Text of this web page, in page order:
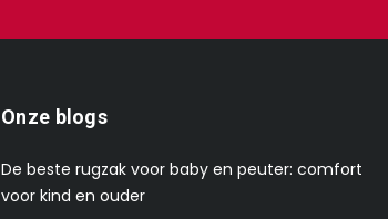
Onze blogs
De beste rugzak voor baby en peuter: comfort
voor kind en ouder